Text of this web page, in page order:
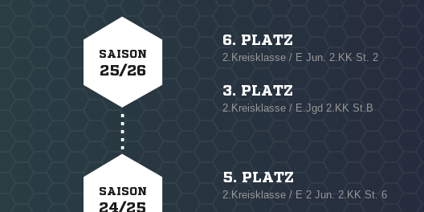
SAISON
25/26
6. PLATZ
2.Kreisklasse / E Jun. 2.KK St. 2
3. PLATZ
2.Kreisklasse / E.Jgd 2.KK St.B
SAISON
24/25
5. PLATZ
2.Kreisklasse / E 2 Jun. 2.KK St. 6